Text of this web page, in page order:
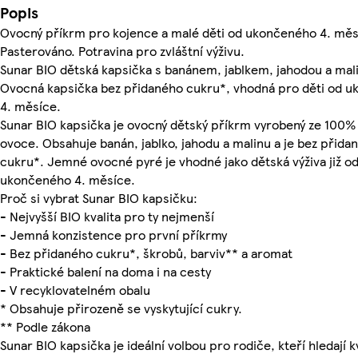
Popis
Ovocný příkrm pro kojence a malé děti od ukončeného 4.
Pasterováno. Potravina pro zvláštní výživu.
Sunar BIO dětská kapsička s banánem, jablkem, jahodou a
Ovocná kapsička bez přidaného cukru*, vhodná pro děti od
4. měsíce.
Sunar BIO kapsička je ovocný dětský příkrm vyrobený ze 100%
ovoce. Obsahuje banán, jablko, jahodu a malinu a je bez
cukru*. Jemné ovocné pyré je vhodné jako dětská výživa již od
ukončeného 4. měsíce.
Proč si vybrat Sunar BIO kapsičku:
- Nejvyšší BIO kvalita pro ty nejmenší
- Jemná konzistence pro první příkrmy
- Bez přidaného cukru*, škrobů, barviv** a aromat
- Praktické balení na doma i na cesty
- V recyklovatelném obalu
* Obsahuje přirozeně se vyskytující cukry.
** Podle zákona
Sunar BIO kapsička je ideální volbou pro rodiče, kteří hledají